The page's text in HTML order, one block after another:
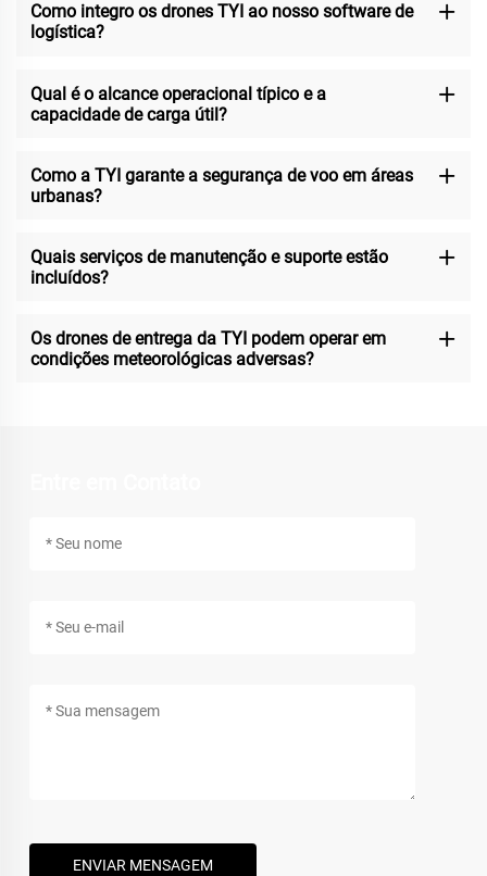
Como integro os drones TYI ao nosso software de
logística?
Qual é o alcance operacional típico e a
capacidade de carga útil?
Como a TYI garante a segurança de voo em áreas
urbanas?
Quais serviços de manutenção e suporte estão
incluídos?
Os drones de entrega da TYI podem operar em
condições meteorológicas adversas?
ENVIAR MENSAGEM